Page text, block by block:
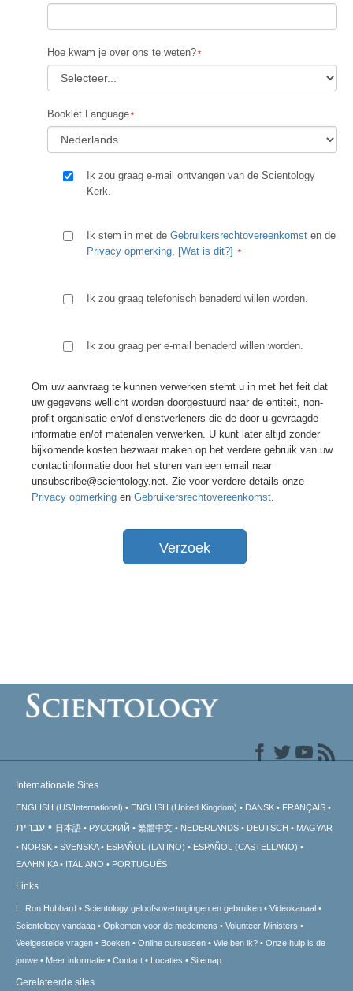
Hoe kwam je over ons te weten?
Booklet Language
Ik zou graag e-mail ontvangen van de Scientology
Kerk.
Ik stem in met de Gebruikersrechtovereenkomst en de
Privacy opmerking. [Wat is dit?]
Ik zou graag telefonisch benaderd willen worden.
Ik zou graag per e-mail benaderd willen worden.
Om uw aanvraag te kunnen verwerken stemt u in met het feit dat
uw gegevens wellicht worden doorgestuurd naar de entiteit, non-
profit organisatie en/of dienstverleners die de door u gevraagde
informatie en/of materialen verwerken. U kunt later altijd zonder
bijkomende kosten bezwaar maken op het verdere gebruik van uw
contactinformatie door het sturen van een email naar
unsubscribe@scientology.net. Zie voor verdere details onze
Privacy opmerking en Gebruikersrechtovereenkomst.
Verzoek
Internationale Sites
ENGLISH (US/International) ENGLISH (United Kingdom) DANSK FRANÇAIS
עברית 日本語 РУССКИЙ 繁體中文 NEDERLANDS DEUTSCH
MAGYAR
NORSK
SVENSKA ESPAÑOL (LATINO)
ESPAÑOL (CASTELLANO)
ΕΛΛΗΝΙΚA
ITALIANO PORTUGUÊS
Links
L. Ron Hubbard Scientology geloofsovertuigingen en gebruiken
Videokanaal
Scientology vandaag
Opkomen voor de medemens
Volunteer Ministers
Veelgestelde vragen
Boeken Online cursussen Wie ben ik?
Onze hulp is de
jouwe
Meer informatie Contact Locaties Sitemap
Gerelateerde sites